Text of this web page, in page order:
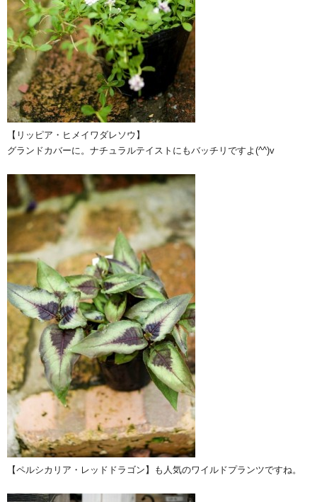
【リッピア・ヒメイワダレソウ】
グランドカバーに。ナチュラルテイストにもバッチリですよ(^^)v
【ペルシカリア・レッドドラゴン】も人気のワイルドプランツですね。